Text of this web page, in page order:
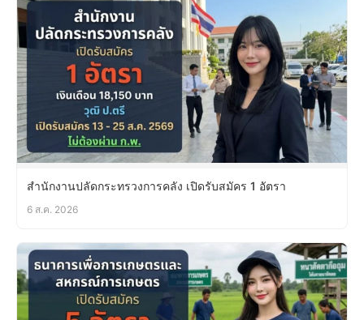
สำนักงานปลัดกระทรวงการคลัง เปิดรับสมัคร 1 อัตรา
6 ส.ค. 2026